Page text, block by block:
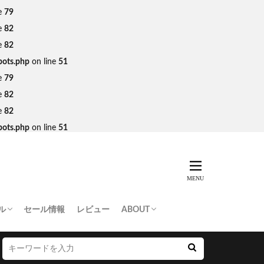
79
82
82
on line 51
79
82
82
on line 51
セール情報 レビュー ABOUT